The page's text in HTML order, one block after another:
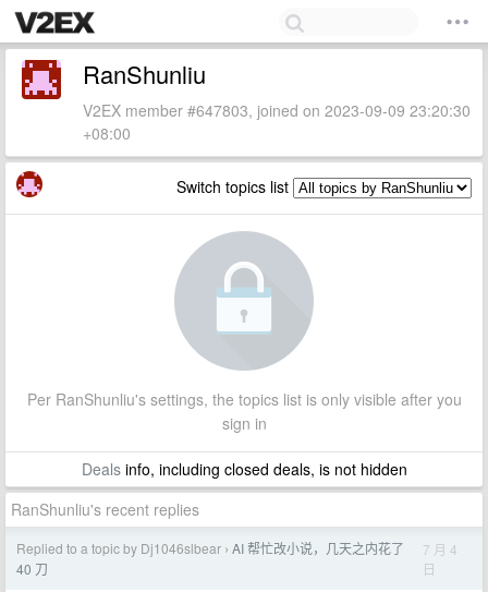
RanShunliu
V2EX member #647803, joined on 2023-09-09 23:20:30
+08:00
Switch topics list
Per RanShunliu's settings, the topics list is only visible after you
sign in
Dealsinfo, including closed deals, is not hidden
RanShunliu's recent replies
Replied to a topic by Dj1046slbear › AI 帮忙改小说，几天之内花了
40 刀
7 月 4
日